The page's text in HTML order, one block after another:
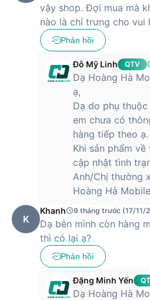
là một trong những nhà sản
nổi tiếng trên thị trường.
vào năm 2013, thuộc sở hữu
Holdings có trụ sở tại Hong Kong.
Infinix đã khẳng định được uy tín
vào các sản phẩm chất lượng và
Infinix Note 40 là smartphone
những cải tiến ấn tượng.
Thiết kế Infinix Note 40
trung, kiểu dáng mỏng nhẹ
Đối với phiên bản này, điện thoại
kế mỏng nhẹ, trọng lượng chỉ
164.3 x 74.6 x 7.75 mm. Khi
cảm giác bị nặng tay. Nếu bạn
cũng không chiếm quá nhiều
chọn cho phiên bản này kiểu dáng
phù hợp với đối tượng người dùng
Mặt trước của điện thoại là màn
siêu mỏng. Điện thoại có phần
vậy shop. Đợi mua mà
nào là chỉ trưng cho vui
Phản hồi
Đỗ Mỹ Linh QTV
Dạ Hoàng Hà
ạ,
Dạ do phụ
em chưa có
hàng tiếp theo ạ.
Khi sản phẩm
cập nhật tình
Anh/Chị thường
Hoàng Hà
K
Khanh 9 tháng trước (17/11/
Dạ bên mình còn hàng
thì có lại ạ?
Phản hồi
Đặng Minh Yến
Dạ Hoàng Hà